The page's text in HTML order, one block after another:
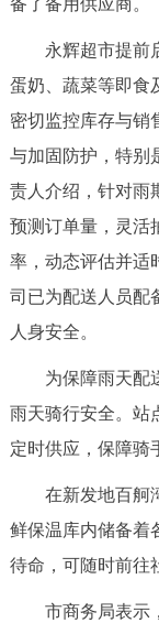
DEUTSCH
ESPAÑOL
ITALIANO
永辉超市提前启
蛋奶、蔬菜等即食
密切监控库存与销
与加固防护，特别
责人介绍，针对雨
预测订单量，灵活
率，动态评估并适
司已为配送人员配
人身安全。
为保障雨天配送
雨天骑行安全。站
定时供应，保障骑
在新发地百舸湾
鲜保温库内储备着
待命，可随时前往
市商务局表示，